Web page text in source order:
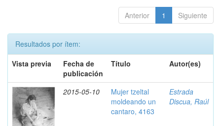
Anterior 1 Siguiente
Resultados por ítem:
Vista previa
Fecha de
publicación
Título Autor(es)
2015-05-10
Mujer tzeltal
moldeando un
cantaro, 4163
Estrada
Discua, Raúl